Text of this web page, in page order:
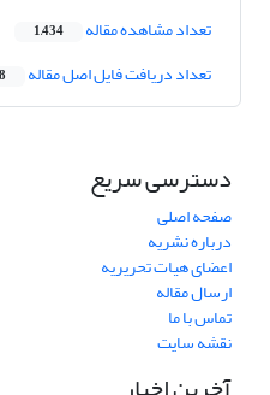
تعداد مشاهده مقاله 1,434
تعداد دریافت فایل اصل مقاله
دسترسی سریع
صفحه اصلی
درباره نشریه
اعضای هیات تحریریه
ارسال مقاله
تماس با ما
نقشه سایت